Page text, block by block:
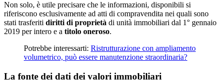
Non solo, è utile precisare che le informazioni, disponibili si
riferiscono esclusivamente ad atti di compravendita nei quali sono
stati trasferiti diritti di proprietà di unità immobiliari dal 1° gennaio
2019 per intero e a titolo oneroso.
Potrebbe interessarti: Ristrutturazione con ampliamento
volumetrico, può essere manutenzione straordinaria?
La fonte dei dati dei valori immobiliari